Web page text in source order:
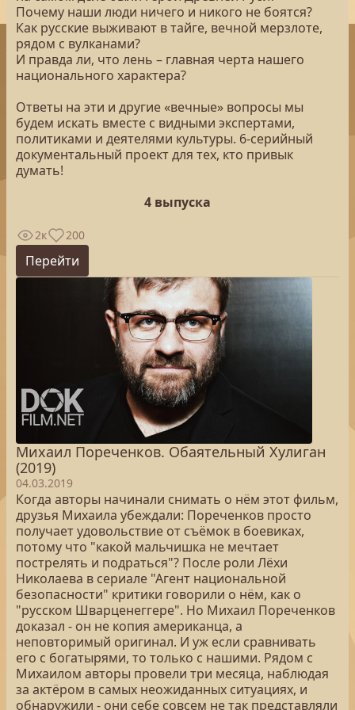
Почему наши люди ничего и никого не боятся?
Как русские выживают в тайге, вечной мерзлоте,
рядом с вулканами?
И правда ли, что лень – главная черта нашего
национального характера?
Ответы на эти и другие «вечные» вопросы мы
будем искать вместе с видными экспертами,
политиками и деятелями культуры. 6-серийный
документальный проект для тех, кто привык
думать!
4 выпуска
2к 200
Перейти
Михаил Пореченков. Обаятельный Хулиган
(2019)
04.03.2019
Когда авторы начинали снимать о нём этот фильм,
друзья Михаила убеждали: Пореченков просто
получает удовольствие от съёмок в боевиках,
потому что "какой мальчишка не мечтает
пострелять и подраться"? После роли Лёхи
Николаева в сериале "Агент национальной
безопасности" критики говорили о нём, как о
"русском Шварценеггере". Но Михаил Пореченков
доказал - он не копия американца, а
неповторимый оригинал. И уж если сравнивать
его с богатырями, то только с нашими. Рядом с
Михаилом авторы провели три месяца, наблюдая
за актёром в самых неожиданных ситуациях, и
обнаружили - они себе совсем не так представляли